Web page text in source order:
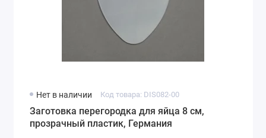
Нет в наличии Код товара: DIS082-00
Заготовка перегородка для яйца 8 см,
прозрачный пластик, Германия